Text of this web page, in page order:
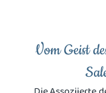
Vom Geist